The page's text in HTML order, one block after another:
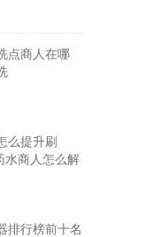
点商人在哪
么提升刷
水商人怎么解
排行榜前十名